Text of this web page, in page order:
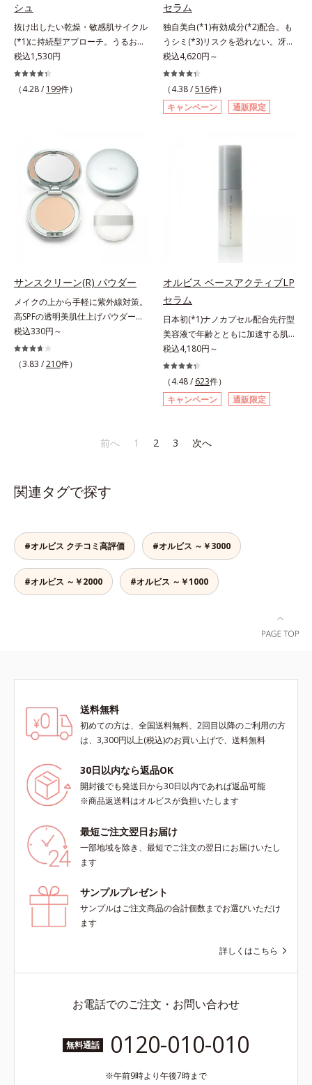
不使用(*5)・パラベンフリー、6つ
のフリー処方で徹底的に肌に寄り添
います。*1 乾燥と敏感をくり返す
こと*2 敏感肌対象連用テスト済
（すべての方のお肌に合うというこ
とではありません）*3 乾燥して敏
へ導く保湿成分、植物由来アミノ酸
（エルゴチオネイン）配合＝肌を整
え、すこやかに保つ保湿成分、微生
物由来アミノ酸（エクトイン）配合
＝乱れた角層にうるおいを与え、肌
荒れを防ぐ保湿成分*5 ウォッシュ
を除くLM＝さっぱり高保湿タイプ
不使用(*5)・パラベンフリー、6つ
のフリー処方で徹底的に肌に寄り添
います。*1 乾燥と敏感をくり返す
こと*2 敏感肌対象連用テスト済
（すべての方のお肌に合うというこ
とではありません）*3 乾燥して敏
感に感じやすい状態のこと*4 発酵
へ導く保湿成分、植物由来アミノ酸
物由来アミノ酸（エクトイン）配合
＝乱れた角層にうるおいを与え、肌
荒れを防ぐ保湿成分*5 ウォッシュ
を除くLM＝さっぱり高保湿タイプ
（脂性肌～普通肌）RM＝しっとり
シュ
抜け出したい乾燥・敏感肌サイクル
(*1)に持続型アプローチ。うるおい
を追求した敏感肌用保湿スキンケア
(*2)。うるおいを逃し、刺激を受け
やすい角層の“乾燥敏感スランプ
敏感スランプの原因にアプローチす
る持続型トリプルアミノ酸(*4)を配
合。もともと体内にあるアミノ酸は
異物として排出されにくく、肌にと
どまってうるおいを蓄えてくれま
す。刺激を受けやすくなった角層を
うるおいで満たし、脱・敏感肌を目
料・アルコールフリー・パラベンフ
リーで、徹底的に肌に寄り添いま
す。*1 乾燥と敏感をくり返すこと
*2 敏感肌対象連用テスト済（すべ
ての方のお肌に合うということでは
ありません）*3 乾燥して敏感に感
じやすい状態のこと*4 発酵アミノ
こやかに保つ保湿成分、微生物由来
アミノ酸（エクトイン）配合＝乱れ
税込1,530円
（4.28 / 199件）
セラム
独自美白(*1)有効成分(*2)配合。も
うシミ(*3)リスクを恐れない。冴え
わたる透明美肌(*4)へ。先端肌科学
が導く、透明感あふれる輝き(*4)
へ。今の自分の肌も未来の肌もあき
らめない、自分史上最高の冴えわた
る透明美肌(*4)を目指すには、美肌
ミを予防するお手入れを続けること
(*1)有効成分「m-ピクセノール（デ
クスパンテノールW）」を配合。シ
ミの原因になると考えられる“メラ
ニンの塊”を居座らせない(*1)、粉砕
と排出サポート(*5)の2ステップで
カスを防ぎます。さらに、「アルテ
アネスレ(*6)」を配合し、うるおい
に満ちた自分本来の澄み渡るような
透明感を目指します。手に取った
時、なじませた時、後肌、と3段階
に変化するテクスチャーは、肌にす
ばやくなじみ、毎日の美白ケアを楽
しくする使いごこちを叶えました。
*1 メラニンの蓄積を抑え、シミ・
ソバカスを防ぐ*2 デクスパンテノ
と*4 うるおいによる透明感のある
肌*5 ターンオーバーを促進して、
税込4,620円～
（4.38 /516件）
キャンペーン
通販限定
サンスクリーン(R) パウダー
メイクの上から手軽に紫外線対策。
高SPFの透明美肌仕上げパウダー。
メイクの上から手を汚さずに紫外線
対策ができるUVカットパウダーで
す。“素肌のようななめらかな軽
す。毛穴や色ムラをカバーしながら
(*1)」にあります。7種の球状粉体
板状粉体が光を反射して、すっぴん
肌のようなナチュラルなツヤ感を演
出します。また、皮脂を吸着する
「あぶらとりパウダー(*3)」を配合
し、くずれ＆テカリを防いでサラサ
ォータープルーフ(*4)だから、レジ
シリカ、セルロース、窒化ホウ素配
合＝セミマット肌を叶える球状と板
状の粉体*2 シリカ6種類、セルロー
粉体*4 化粧持ち性能
税込330円～
（3.83 /210件）
オルビス ベースアクティブLP
セラム
日本初(*1)ナノカプセル配合先行型
美容液で年齢とともに加速する肌悩
み(*2)にブレーキを。スキンケアの
打ち止め感に。年齢とともに加速す
る肌悩み(*2)にブレーキをかけ、化
粧水前の土台(*3)づくりで、うるお
いに満ち満ちた内側から弾むような
と不安…。いろいろケアしているの
に、あと一歩肌悩みが晴れない…。
透をサポートし、角層すみずみをう
るおいで満たします。さらに“うる
おいの通り道”を作って化粧水のな
じみ感をUP。化粧水前に使うこと
で、普段の化粧水の手ごたえをより
－２０）アルキルグルコシドの組み
合わせが初（2023年4月 Mintel社デ
るおい不足など*3 お手入れのファ
ーストステップのこと*4 細胞間脂
質に類似した構造*5 保湿成分
税込4,180円～
（4.48 / 623件）
キャンペーン
通販限定
前へ 1 2 3 次へ
関連タグで探す
#オルビス クチコミ高評価 #オルビス ～￥3000
#オルビス ～￥2000 #オルビス ～￥1000
送料無料
初めての方は、全国送料無料、2回目以降のご利用の方
は、3,300円以上(税込)のお買い上げで、送料無料
30日以内なら返品OK
開封後でも発送日から30日以内であれば返品可能
※商品返送料はオルビスが負担いたします
最短ご注文翌日お届け
一部地域を除き、最短でご注文の翌日にお届けいたし
ます
サンプルプレゼント
サンプルはご注文商品の合計個数までお選びいただけ
ます
詳しくはこちら
お電話でのご注文・お問い合わせ
無料通話 0120-010-010
午前9時より午後7時まで